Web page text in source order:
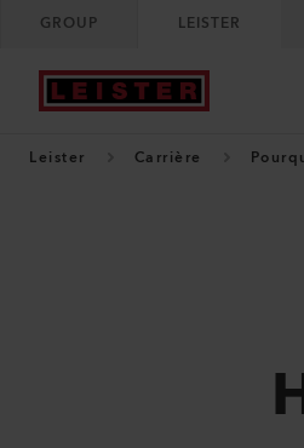
GROUP LEISTER
Leister Carrière